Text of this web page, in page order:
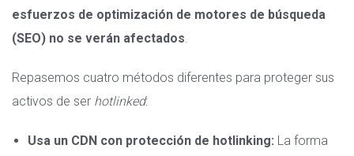
esfuerzos de optimización de motores de búsqueda
(SEO) no se verán afectados.
Repasemos cuatro métodos diferentes para proteger sus
activos de ser hotlinked:
Usa un CDN con protección de hotlinking: La forma